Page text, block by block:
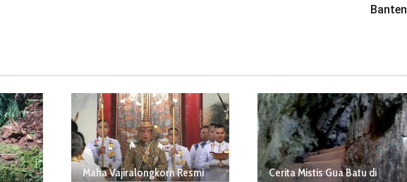
Banten
Maha Vajiralongkorn Resmi
Cerita Mistis Gua Batu di